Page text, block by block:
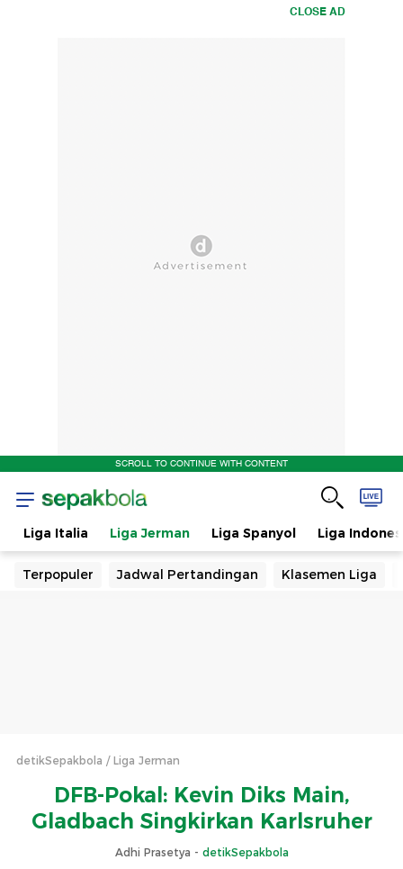
CLOSE AD
SCROLL TO CONTINUE WITH CONTENT
Liga Italia Liga Jerman Liga Spanyol Liga
Terpopuler Jadwal Pertandingan Klasemen Liga
detikSepakbola Liga Jerman
DFB-Pokal: Kevin Diks Main,
Gladbach Singkirkan Karlsruher
Adhi Prasetya - detikSepakbola